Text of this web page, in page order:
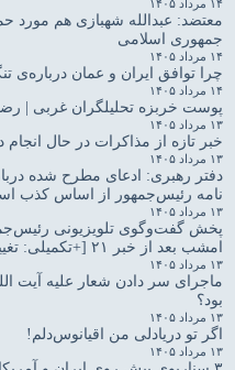
۱۴ مرداد ۱۴۰۵
معتضد: عبدالله شهبازی هم مورد
جمهوری اسلامی
۱۴ مرداد ۱۴۰۵
چرا توافق ایران و عمان درباره‌ی
۱۴ مرداد ۱۴۰۵
پوست خربزه تحلیلگران غربی |
۱۳ مرداد ۱۴۰۵
خبر تازه از مذاکرات در حال انجام
۱۳ مرداد ۱۴۰۵
دفتر رهبری: ادعای مطرح شده
نامه رئیس‌جمهور از اساس کذب
۱۳ مرداد ۱۴۰۵
پخش گفت‌وگوی تلویزیونی
امشب بعد از خبر ۲۱ [+تکمیلی: تغییر زمان پخش]
۱۳ مرداد ۱۴۰۵
ماجرای سر دادن شعار علیه آیت
بود؟
۱۳ مرداد ۱۴۰۵
اگر تو دریادلی من اقیانوس‌دلم!
۱۳ مرداد ۱۴۰۵